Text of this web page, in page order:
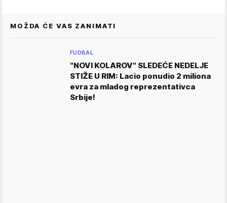
MOŽDA ĆE VAS ZANIMATI
FUDBAL
"NOVI KOLAROV" SLEDEĆE NEDELJE
STIŽE U RIM: Lacio ponudio 2 miliona
evra za mladog reprezentativca
Srbije!